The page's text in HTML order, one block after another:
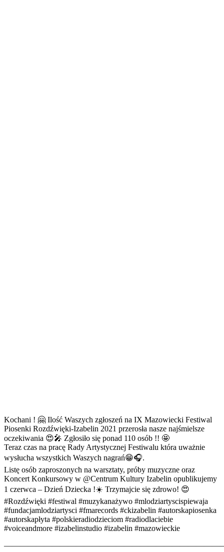
Kochani ! 🤗 Ilość Waszych zgłoszeń na IX Mazowiecki Festiwal
Piosenki Rozdźwięki-Izabelin 2021 przerosła nasze najśmielsze
oczekiwania 😍🎤 Zgłosiło się ponad 110 osób !! 🤩
Teraz czas na pracę Rady Artystycznej Festiwalu która uważnie
wysłucha wszystkich Waszych nagrań😁🎧.
Listę osób zaproszonych na warsztaty, próby muzyczne oraz
Koncert Konkursowy w @Centrum Kultury Izabelin opublikujemy
1 czerwca – Dzień Dziecka !☀️ Trzymajcie się zdrowo! 😍
#Rozdźwięki #festiwal #muzykanażywo #mlodziartyscispiewaja
#fundacjamlodziartysci #fmarecords #ckizabelin #autorskapiosenka
#autorskapłyta #polskieradiodzieciom #radiodlaciebie
#voiceandmore #izabelinstudio #izabelin #mazowieckie